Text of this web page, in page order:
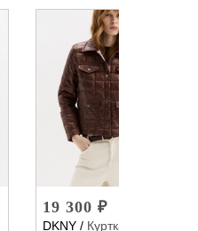
19 300 ₽
DKNY / Куртка